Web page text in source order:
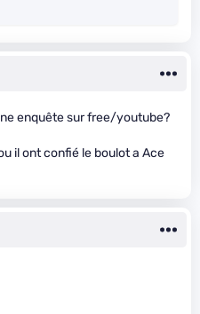
enquête sur free/youtube?
il ont confié le boulot a Ace